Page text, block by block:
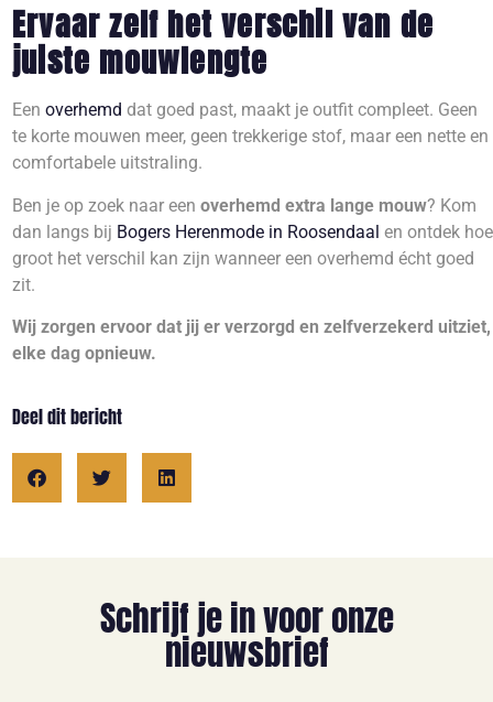
Ervaar zelf het verschil van de
juiste mouwlengte
Een overhemd dat goed past, maakt je outfit compleet. Geen
te korte mouwen meer, geen trekkerige stof, maar een nette en
comfortabele uitstraling.
Ben je op zoek naar een overhemd extra lange mouw? Kom
dan langs bij Bogers Herenmode in Roosendaal en ontdek hoe
groot het verschil kan zijn wanneer een overhemd écht goed
zit.
Wij zorgen ervoor dat jij er verzorgd en zelfverzekerd uitziet,
elke dag opnieuw.
Deel dit bericht
Schrijf je in voor onze
nieuwsbrief